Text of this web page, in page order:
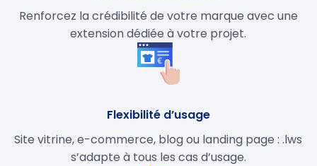
Renforcez la crédibilité de votre marque avec une
extension dédiée à votre projet.
Flexibilité d’usage
Site vitrine, e-commerce, blog ou landing page : .lws
s’adapte à tous les cas d’usage.